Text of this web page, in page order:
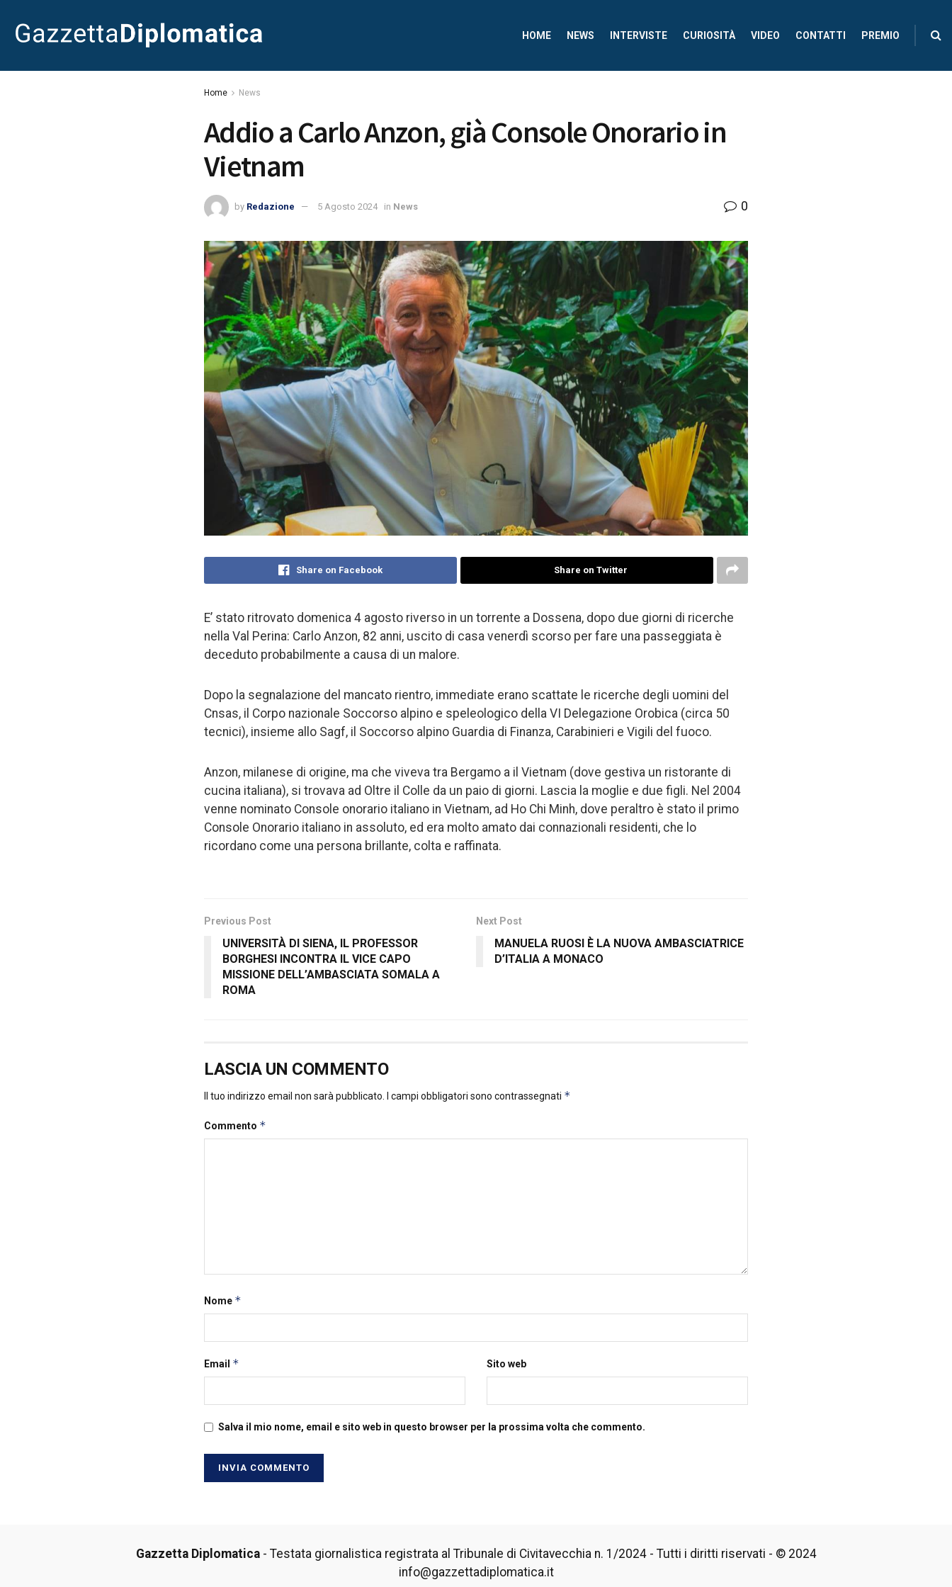
HOME NEWS INTERVISTE CURIOSITÀ VIDEO CONTATTI PREMIO
Home News
Addio a Carlo Anzon, già Console Onorario in
Vietnam
by Redazione 5 Agosto 2024 in News 0
Share on Facebook Share on Twitter
E’ stato ritrovato domenica 4 agosto riverso in un torrente a Dossena, dopo due giorni di ricerche
nella Val Perina: Carlo Anzon, 82 anni, uscito di casa venerdì scorso per fare una passeggiata è
deceduto probabilmente a causa di un malore.
Dopo la segnalazione del mancato rientro, immediate erano scattate le ricerche degli uomini del
Cnsas, il Corpo nazionale Soccorso alpino e speleologico della VI Delegazione Orobica (circa 50
tecnici), insieme allo Sagf, il Soccorso alpino Guardia di Finanza, Carabinieri e Vigili del fuoco.
Anzon, milanese di origine, ma che viveva tra Bergamo a il Vietnam (dove gestiva un ristorante di
cucina italiana), si trovava ad Oltre il Colle da un paio di giorni. Lascia la moglie e due figli. Nel 2004
venne nominato Console onorario italiano in Vietnam, ad Ho Chi Minh, dove peraltro è stato il primo
Console Onorario italiano in assoluto, ed era molto amato dai connazionali residenti, che lo
ricordano come una persona brillante, colta e raffinata.
Previous Post
UNIVERSITÀ DI SIENA, IL PROFESSOR
BORGHESI INCONTRA IL VICE CAPO
MISSIONE DELL’AMBASCIATA SOMALA A
ROMA
Next Post
MANUELA RUOSI È LA NUOVA AMBASCIATRICE
D’ITALIA A MONACO
LASCIA UN COMMENTO
Il tuo indirizzo email non sarà pubblicato. I campi obbligatori sono contrassegnati *
Commento *
Nome *
Email * Sito web
Salva il mio nome, email e sito web in questo browser per la prossima volta che commento.
Gazzetta Diplomatica- Testata giornalistica registrata al Tribunale di Civitavecchia n. 1/2024 - Tutti i diritti riservati - © 2024
info@gazzettadiplomatica.it